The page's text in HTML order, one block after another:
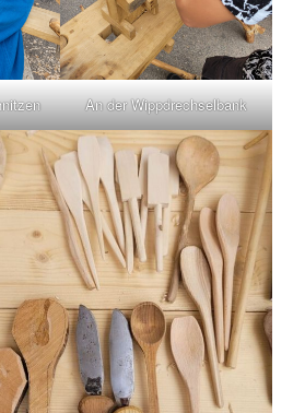
An der Wippdrechselbank